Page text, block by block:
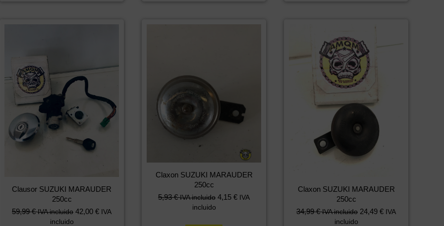
Clausor SUZUKI MARAUDER
250cc
59,99€ IVA incluido 42,00 € IVA
incluido
Claxon SUZUKI MARAUDER
250cc
5,93€ IVA incluido 4,15 € IVA
incluido
Claxon SUZUKI MARAUDER
250cc
34,99€ IVA incluido 24,49 € IVA
incluido